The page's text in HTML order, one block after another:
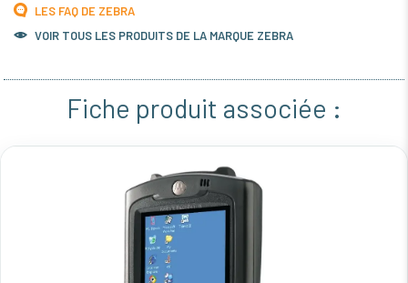
LES FAQ DE ZEBRA
VOIR TOUS LES PRODUITS DE LA MARQUE ZEBRA
Fiche produit associée :